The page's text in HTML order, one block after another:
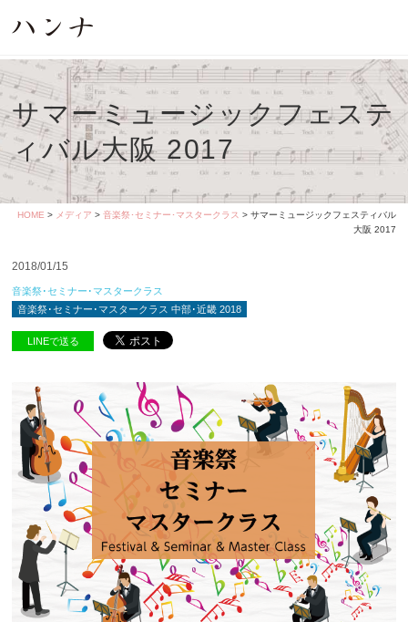
サマーミュージックフェステ
ィバル大阪 2017
HOME > メディア > 音楽祭･セミナー･マスタークラス > サマーミュージックフェスティバル
大阪 2017
2018/01/15
音楽祭･セミナー･マスタークラス
音楽祭･セミナー･マスタークラス 中部･近畿 2018
LINEで送る